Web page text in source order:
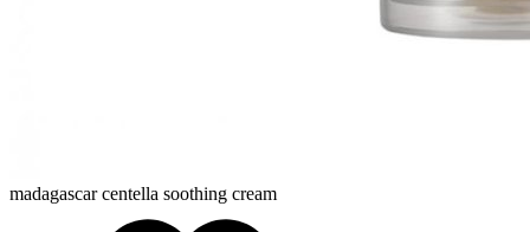
madagascar centella soothing cream